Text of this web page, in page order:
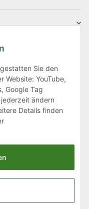
Sie den
Website: YouTube,
Google Tag
ändern
Details finden